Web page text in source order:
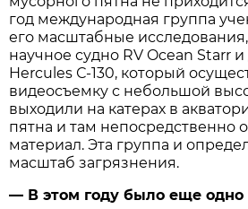
год международная группа
его масштабные исследования,
научное судно RV Ocean Starr
Hercules С-130, который
видеосъемку с небольшой
выходили на катерах в
пятна и там непосредственно
материал. Эта группа и
масштаб загрязнения.
— В этом году было еще одно